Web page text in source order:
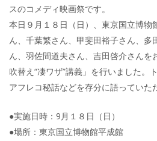
スのコメディ映画祭です。
本日９月１８日（日）、東京国立博物
ん、千葉繁さん、甲斐田裕子さん、多
ん、羽佐間道夫さん、吉田啓介さんを
吹替え“凄ワザ”講義」を行いました。
アフレコ秘話などを存分に語っていた
●実施日時：9月１８日（日）
●場所：東京国立博物館平成館